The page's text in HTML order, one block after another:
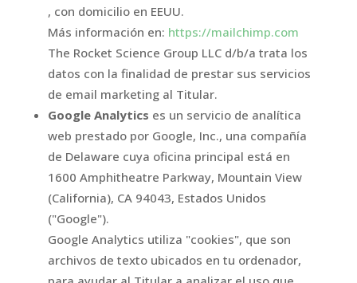
, con domicilio en EEUU.
Más información en: https://mailchimp.com
The Rocket Science Group LLC d/b/a trata los
datos con la finalidad de prestar sus servicios
de email marketing al Titular.
Google Analytics es un servicio de analítica
web prestado por Google, Inc., una compañía
de Delaware cuya oficina principal está en
1600 Amphitheatre Parkway, Mountain View
(California), CA 94043, Estados Unidos
("Google").
Google Analytics utiliza "cookies", que son
archivos de texto ubicados en tu ordenador,